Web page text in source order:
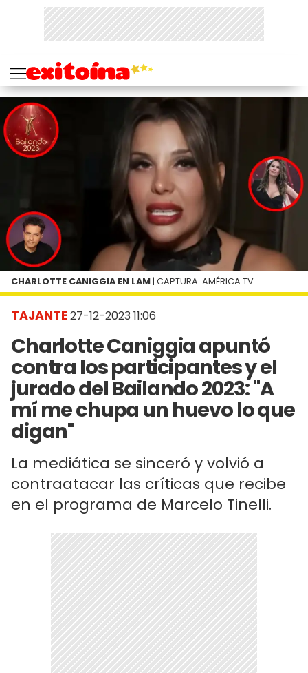
TAJANTE27-12-2023 11:06
Charlotte Caniggia apuntó
contra los participantes y el
jurado del Bailando 2023: "A
mí me chupa un huevo lo que
digan"
La mediática se sinceró y volvió a
contraatacar las críticas que recibe
en el programa de Marcelo Tinelli.
CHARLOTTE CANIGGIA EN LAM | CAPTURA: AMÉRICA TV